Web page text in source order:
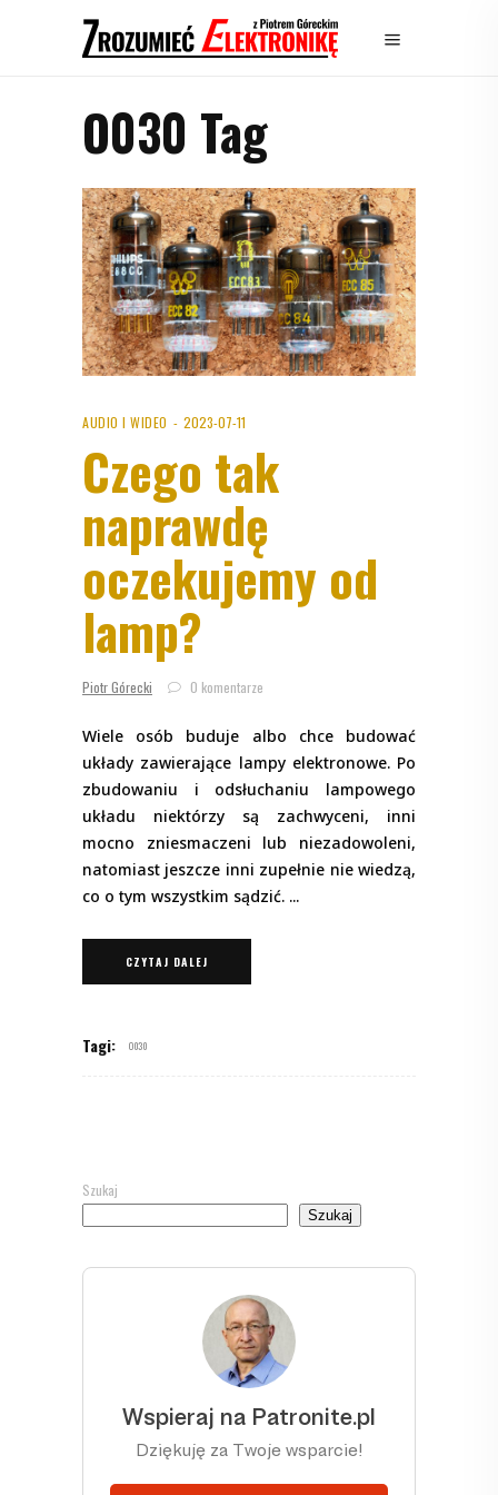
O030 Tag
AUDIO I WIDEO 2023-07-11
Czego tak
naprawdę
oczekujemy od
lamp?
Piotr Górecki 0 komentarze
Wiele osób buduje albo chce budować
układy zawierające lampy elektronowe. Po
zbudowaniu i odsłuchaniu lampowego
układu niektórzy są zachwyceni, inni
mocno zniesmaczeni lub niezadowoleni,
natomiast jeszcze inni zupełnie nie wiedzą,
co o tym wszystkim sądzić.
CZYTAJ DALEJ
Tagi: O030
Szukaj
Szukaj